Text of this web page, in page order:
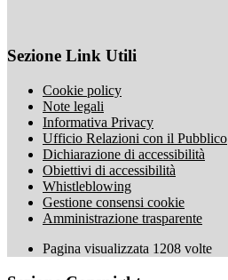
Sezione Link Utili
Cookie policy
Note legali
Informativa Privacy
Ufficio Relazioni con il Pubblico
Dichiarazione di accessibilità
Obiettivi di accessibilità
Whistleblowing
Gestione consensi cookie
Amministrazione trasparente
Pagina visualizzata 1208 volte